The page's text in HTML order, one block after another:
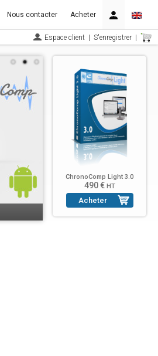
Nous contacter Acheter
Espace client S'enregistrer
ChronoComp Light 3.0
490 €HT
Acheter